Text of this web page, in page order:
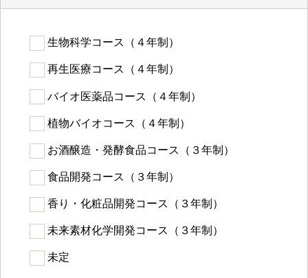
生物科学コース（４年制）
再生医療コース（４年制）
バイオ医薬品コース（４年制）
植物バイオコース（４年制）
お酒醸造・発酵食品コース（３年制）
食品開発コース（３年制）
香り・化粧品開発コース（３年制）
未来素材化学開発コース（３年制）
未定